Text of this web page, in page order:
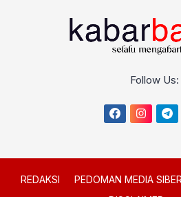
Follow Us:
REDAKSI PEDOMAN MEDIA SIBER